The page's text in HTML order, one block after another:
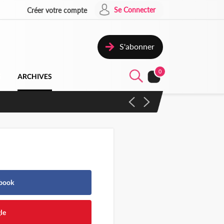
Créer votre compte Se Connecter
S'abonner
ARCHIVES
0